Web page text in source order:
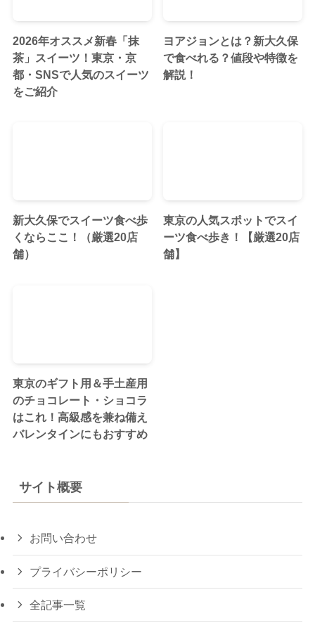
2026年オススメ新春「抹
茶」スイーツ！東京・京
都・SNSで人気のスイーツ
をご紹介
ヨアジョンとは？新大久保
で食べれる？値段や特徴を
解説！
新大久保でスイーツ食べ歩
くならここ！（厳選20店
舗）
東京の人気スポットでスイ
ーツ食べ歩き！【厳選20店
舗】
東京のギフト用＆手土産用
のチョコレート・ショコラ
はこれ！高級感を兼ね備え
バレンタインにもおすすめ
サイト概要
お問い合わせ
プライバシーポリシー
全記事一覧